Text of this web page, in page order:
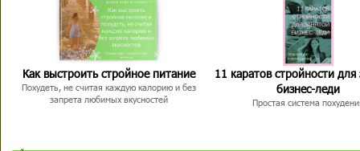
Как выстроить стройное питание
Похудеть, не считая каждую калорию и без
запрета любимых вкусностей
11 каратов стройности для
бизнес-леди
Простая система